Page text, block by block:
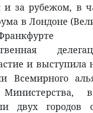
и за рубежом, в
в Лондоне
и выступила
Всемирного
двух городов